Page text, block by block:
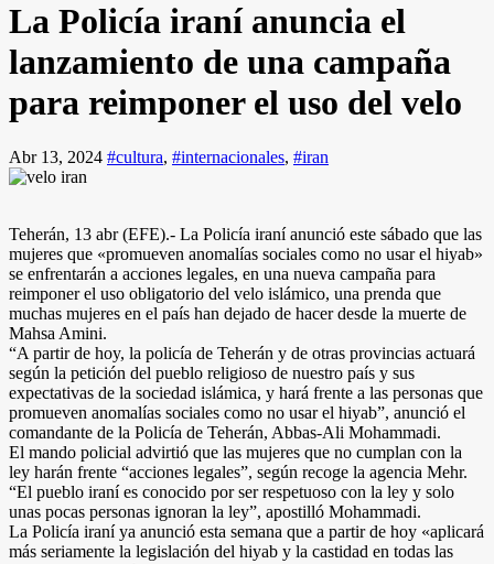
La Policía iraní anuncia el
lanzamiento de una campaña
para reimponer el uso del velo
Abr 13, 2024 #cultura, #internacionales, #iran
Teherán, 13 abr (EFE).- La Policía iraní anunció este sábado que las
mujeres que «promueven anomalías sociales como no usar el hiyab»
se enfrentarán a acciones legales, en una nueva campaña para
reimponer el uso obligatorio del velo islámico, una prenda que
muchas mujeres en el país han dejado de hacer desde la muerte de
Mahsa Amini.
“A partir de hoy, la policía de Teherán y de otras provincias actuará
según la petición del pueblo religioso de nuestro país y sus
expectativas de la sociedad islámica, y hará frente a las personas que
promueven anomalías sociales como no usar el hiyab”, anunció el
comandante de la Policía de Teherán, Abbas-Ali Mohammadi.
El mando policial advirtió que las mujeres que no cumplan con la
ley harán frente “acciones legales”, según recoge la agencia Mehr.
“El pueblo iraní es conocido por ser respetuoso con la ley y solo
unas pocas personas ignoran la ley”, apostilló Mohammadi.
La Policía iraní ya anunció esta semana que a partir de hoy «aplicará
más seriamente la legislación del hiyab y la castidad en todas las